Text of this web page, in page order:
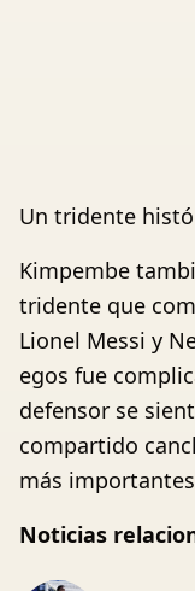
Un tridente
Kimpembe
tridente que
Lionel Messi y
egos fue
defensor se
compartido
más
Noticias